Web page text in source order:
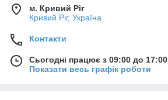
м. Кривий Ріг
Кривий Ріг, Україна
Контакти
Сьогодні працює з 09:00 до 17:00
Показати весь графік роботи